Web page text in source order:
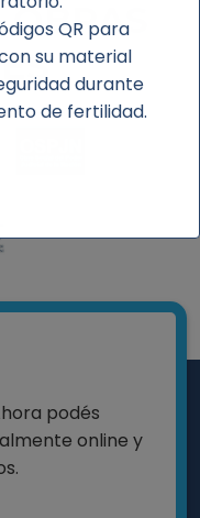
podés
online y
QR para
su material
durante
de fertilidad.